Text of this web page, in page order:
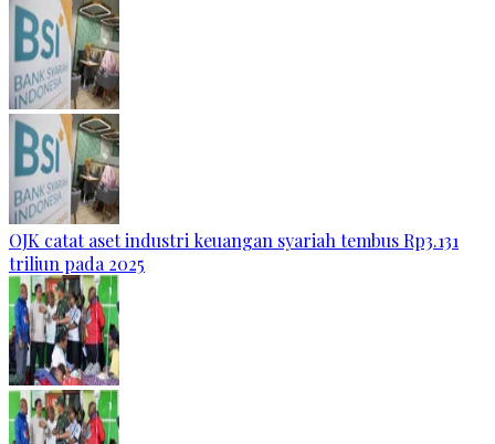
OJK catat aset industri keuangan syariah tembus Rp3.131
triliun pada 2025